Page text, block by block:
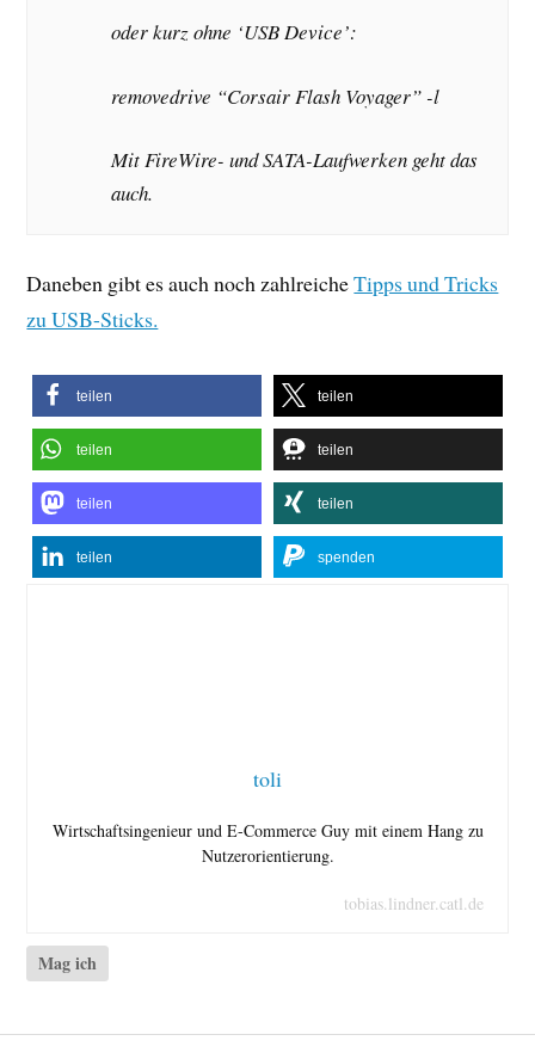
oder kurz ohne ‘USB Device’:
removedrive “Corsair Flash Voyager” -l
Mit FireWire- und SATA-Laufwerken geht das
auch.
Daneben gibt es auch noch zahlreicheTipps und Tricks
zu USB-Sticks.
teilen teilen
teilen teilen
teilen teilen
teilen spenden
toli
Wirtschaftsingenieur und E-Commerce Guy mit einem Hang zu
Nutzerorientierung.
tobias.lindner.catl.de
Mag ich